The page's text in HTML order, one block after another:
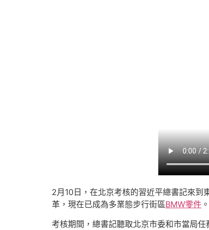
2月10日，在北京考核的習近平總書記來到
革，現在已成為多業態步行街區BMW零件 。
考核期間，總書記聽取北京市委和市當局任